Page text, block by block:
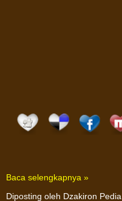
Baca selengkapnya »
Diposting oleh Dzakiron Pedia